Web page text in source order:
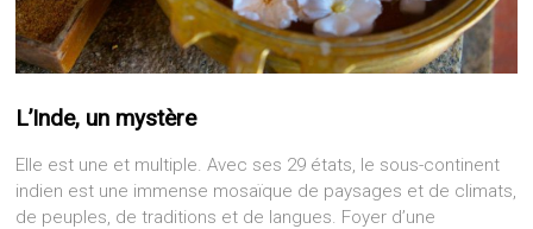
L’Inde, un mystère
Elle est une et multiple. Avec ses 29 états, le sous-continent
indien est une immense mosaïque de paysages et de climats,
de peuples, de traditions et de langues. Foyer d’une